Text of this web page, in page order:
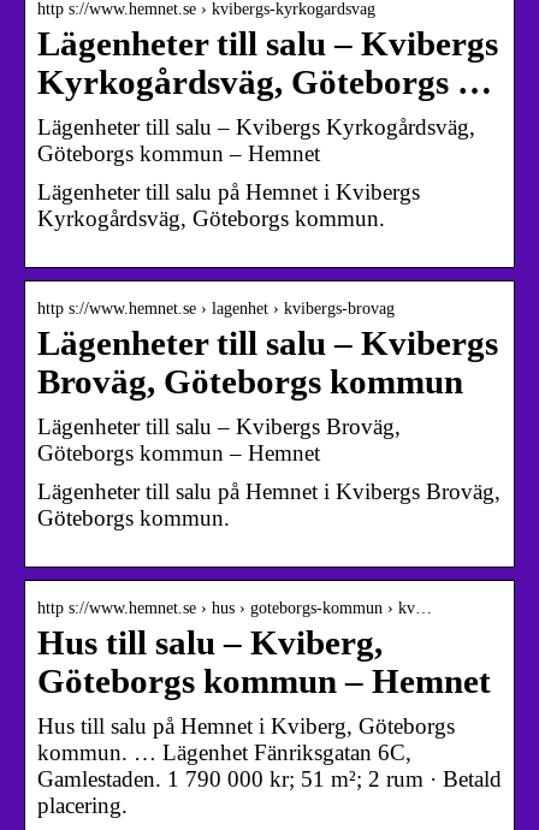
http s://www.hemnet.se › kvibergs-kyrkogardsvag
Lägenheter till salu – Kvibergs
Kyrkogårdsväg, Göteborgs …
Lägenheter till salu – Kvibergs Kyrkogårdsväg,
Göteborgs kommun – Hemnet
Lägenheter till salu på Hemnet i Kvibergs
Kyrkogårdsväg, Göteborgs kommun.
http s://www.hemnet.se › lagenhet › kvibergs-brovag
Lägenheter till salu – Kvibergs
Broväg, Göteborgs kommun
Lägenheter till salu – Kvibergs Broväg,
Göteborgs kommun – Hemnet
Lägenheter till salu på Hemnet i Kvibergs Broväg,
Göteborgs kommun.
http s://www.hemnet.se › hus › goteborgs-kommun › kv…
Hus till salu – Kviberg,
Göteborgs kommun – Hemnet
Hus till salu på Hemnet i Kviberg, Göteborgs
kommun. … Lägenhet Fänriksgatan 6C,
Gamlestaden. 1 790 000 kr; 51 m²; 2 rum · Betald
placering.